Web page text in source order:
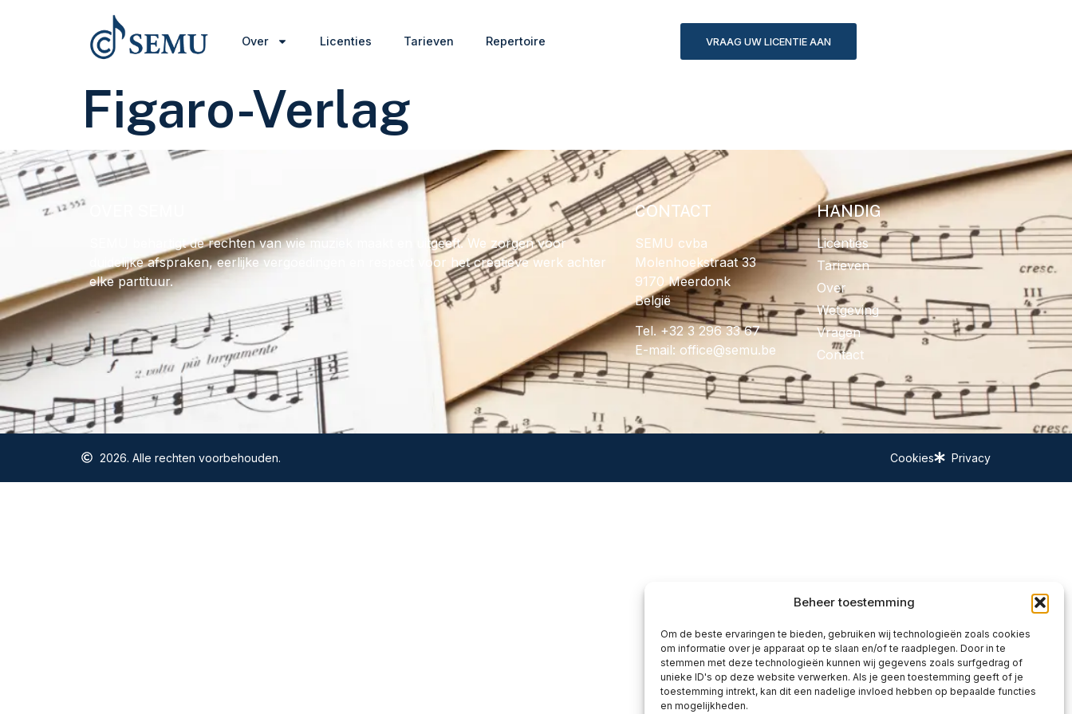
Beheer toestemming
Om de beste ervaringen te bieden, gebruiken wij technologieën zoals cookies
om informatie over je apparaat op te slaan en/of te raadplegen. Door in te
stemmen met deze technologieën kunnen wij gegevens zoals surfgedrag of
unieke ID's op deze website verwerken. Als je geen toestemming geeft of je
toestemming intrekt, kan dit een nadelige invloed hebben op bepaalde functies
en mogelijkheden.
Over Licenties Tarieven Repertoire VRAAG UW LICENTIE AAN
Figaro-Verlag
SEMU behartigt de rechten van wie muziek maakt en uitgeeft. We zorgen voor
duidelijke afspraken, eerlijke vergoedingen en respect voor het creatieve werk achter
elke partituur.
CONTACT
SEMU cvba
Molenhoekstraat 33
9170 Meerdonk
België
Tel. +32 3 296 33 67
E-mail:
eb.umes
@eciffo
HANDIG
Licenties
Tarieven
Over
Wetgeving
Vragen
Contact
2026. Alle rechten voorbehouden. Cookies Privacy